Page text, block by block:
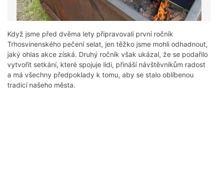
Když jsme před dvěma lety připravovali první ročník
Trhosvinenského pečení selat, jen těžko jsme mohli odhadnout,
jaký ohlas akce získá. Druhý ročník však ukázal, že se podařilo
vytvořit setkání, které spojuje lidi, přináší návštěvníkům radost
a má všechny předpoklady k tomu, aby se stalo oblíbenou
tradicí našeho města.